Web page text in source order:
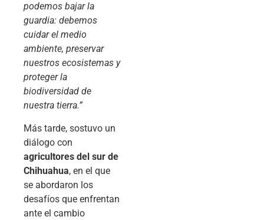
podemos bajar la
guardia: debemos
cuidar el medio
ambiente, preservar
nuestros ecosistemas y
proteger la
biodiversidad de
nuestra tierra.”
Más tarde, sostuvo un
diálogo con
agricultores del sur de
Chihuahua, en el que
se abordaron los
desafíos que enfrentan
ante el cambio